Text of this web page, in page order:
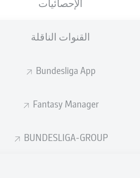
الإحصائيات
القنوات الناقلة
Bundesliga App
Fantasy Manager
BUNDESLIGA-GROUP
إعلان